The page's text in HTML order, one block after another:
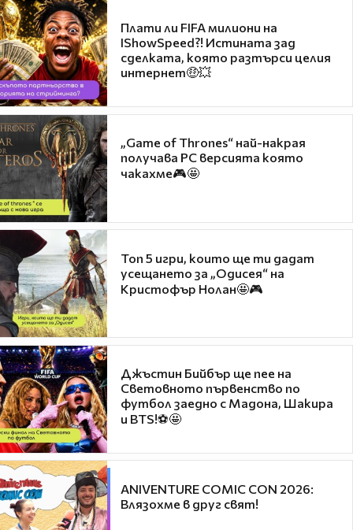
Плати ли FIFA милиони на
IShowSpeed?! Истината зад
сделката, която разтърси целия
интернет🤑💥
„Game of Thrones“ най-накрая
получава PC версията която
чакахме🎮🤩
Топ 5 игри, които ще ти дадат
усещането за „Одисея“ на
Кристофър Нолан🤩🎮
Джъстин Бийбър ще пее на
Световното първенство по
футбол заедно с Мадона, Шакира
и BTS!⚽🤩
ANIVENTURE COMIC CON 2026:
Влязохме в друг свят!